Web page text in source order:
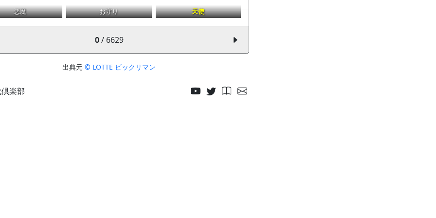
悪魔 お守り 天使
0/ 6629
出典元 © LOTTE ビックリマン
楽部